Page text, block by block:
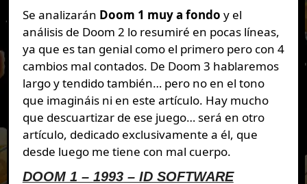
Se analizarán Doom 1 muy a fondo y el
análisis de Doom 2 lo resumiré en pocas líneas,
ya que es tan genial como el primero pero con 4
cambios mal contados. De Doom 3 hablaremos
largo y tendido también… pero no en el tono
que imagináis ni en este artículo. Hay mucho
que descuartizar de ese juego… será en otro
artículo, dedicado exclusivamente a él, que
desde luego me tiene con mal cuerpo.
DOOM 1 – 1993 – ID SOFTWARE